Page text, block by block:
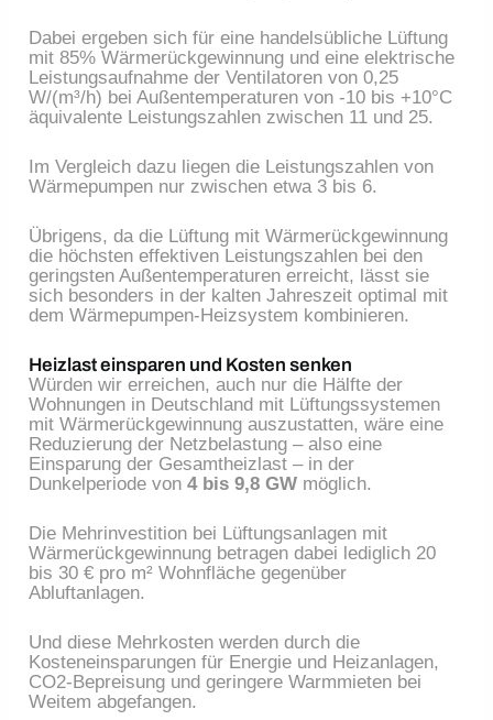
Dabei ergeben sich für eine handelsübliche Lüftung
mit 85% Wärmerückgewinnung und eine elektrische
Leistungsaufnahme der Ventilatoren von 0,25
W/(m³/h) bei Außentemperaturen von -10 bis +10°C
äquivalente Leistungszahlen zwischen 11 und 25.
Im Vergleich dazu liegen die Leistungszahlen von
Wärmepumpen nur zwischen etwa 3 bis 6.
Übrigens, da die Lüftung mit Wärmerückgewinnung
die höchsten effektiven Leistungszahlen bei den
geringsten Außentemperaturen erreicht, lässt sie
sich besonders in der kalten Jahreszeit optimal mit
dem Wärmepumpen-Heizsystem kombinieren.
Heizlast einsparen und Kosten senken
Würden wir erreichen, auch nur die Hälfte der
Wohnungen in Deutschland mit Lüftungssystemen
mit Wärmerückgewinnung auszustatten, wäre eine
Reduzierung der Netzbelastung – also eine
Einsparung der Gesamtheizlast – in der
Dunkelperiode von4 bis 9,8 GW möglich.
Die Mehrinvestition bei Lüftungsanlagen mit
Wärmerückgewinnung betragen dabei lediglich 20
bis 30 € pro m² Wohnfläche gegenüber
Abluftanlagen.
Und diese Mehrkosten werden durch die
Kosteneinsparungen für Energie und Heizanlagen,
CO2-Bepreisung und geringere Warmmieten bei
Weitem abgefangen.